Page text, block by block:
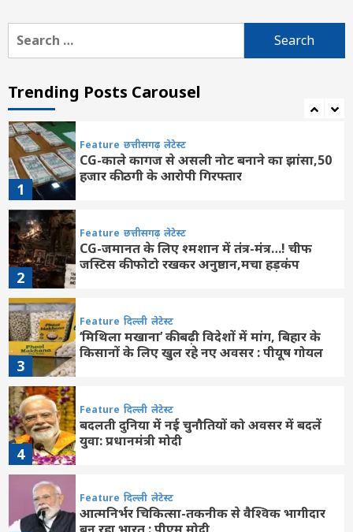
Search
for:
Trending Posts Carousel
7
Feature दिल्ली लेटेस्ट
की मूर्ति, मुलाकात को बताया यादगार
1
Feature छत्तीसगढ़ लेटेस्ट
CG-काले कागज से असली नोट बनाने का झांसा,50
हजार की ठगी के आरोपी गिरफ्तार
2
Feature छत्तीसगढ़ लेटेस्ट
CG-जमानत के लिए श्मशान में तंत्र-मंत्र…! चीफ
जस्टिस की फोटो रखकर अनुष्ठान,मचा हड़कंप
3
Feature दिल्ली लेटेस्ट
‘मिथिला मखाना’ की बढ़ी विदेशों में मांग, बिहार के
किसानों के लिए खुल रहे नए अवसर : पीयूष गोयल
4
Feature दिल्ली लेटेस्ट
बदलती दुनिया में नई चुनौतियों को अवसर में बदलें
युवा: प्रधानमंत्री मोदी
Feature दिल्ली लेटेस्ट
आत्मनिर्भर चिकित्सा-तकनीक से वैश्विक भागीदार